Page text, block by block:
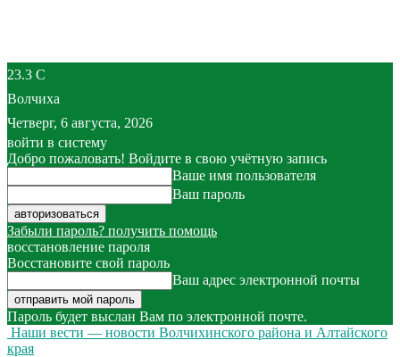
23.3 C
Волчиха
Четверг, 6 августа, 2026
войти в систему
Добро пожаловать! Войдите в свою учётную запись
Ваше имя пользователя
Ваш пароль
Забыли пароль? получить помощь
восстановление пароля
Восстановите свой пароль
Ваш адрес электронной почты
Пароль будет выслан Вам по электронной почте.
Наши вести — новости Волчихинского района и Алтайского
края